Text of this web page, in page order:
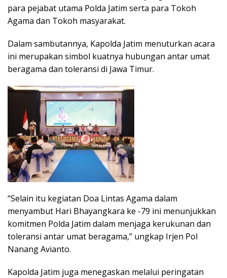
para pejabat utama Polda Jatim serta para Tokoh
Agama dan Tokoh masyarakat.
Dalam sambutannya, Kapolda Jatim menuturkan acara
ini merupakan simbol kuatnya hubungan antar umat
beragama dan toleransi di Jawa Timur.
“Selain itu kegiatan Doa Lintas Agama dalam
menyambut Hari Bhayangkara ke -79 ini menunjukkan
komitmen Polda Jatim dalam menjaga kerukunan dan
toleransi antar umat beragama,” ungkap Irjen Pol
Nanang Avianto.
Kapolda Jatim juga menegaskan melalui peringatan